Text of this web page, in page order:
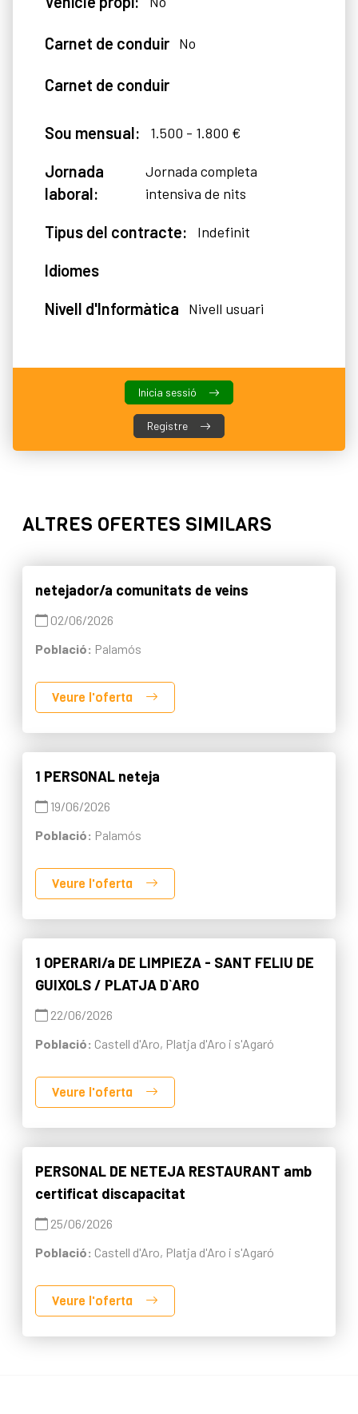
Carnet de conduir No
Carnet de conduir
Sou mensual: 1.500 - 1.800 €
Jornada
laboral:
Jornada completa
intensiva de nits
Tipus del contracte: Indefinit
Idiomes
Nivell d'Informàtica
Nivell usuari
Inicia sessió
Registre
ALTRES OFERTES SIMILARS
netejador/a comunitats de veins
02/06/2026
Població: Palamós
Veure l'oferta
1 PERSONAL neteja
19/06/2026
Població: Palamós
Veure l'oferta
1 OPERARI/a DE LIMPIEZA - SANT FELIU DE
GUIXOLS / PLATJA D`ARO
22/06/2026
Població: Castell d'Aro, Platja d'Aro i s'Agaró
Veure l'oferta
PERSONAL DE NETEJA RESTAURANT amb
certificat discapacitat
25/06/2026
Població: Castell d'Aro, Platja d'Aro i s'Agaró
Veure l'oferta